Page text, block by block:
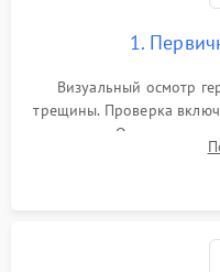
Экран (дисплей)
1.
Визуальный осмотр
трещины. Проверка
зарядки. Оценка
проверка базовых